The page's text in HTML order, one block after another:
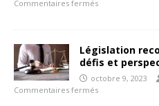
Commentaires fermés
Législation
défis et
octobre 9, 2023
Commentaires fermés